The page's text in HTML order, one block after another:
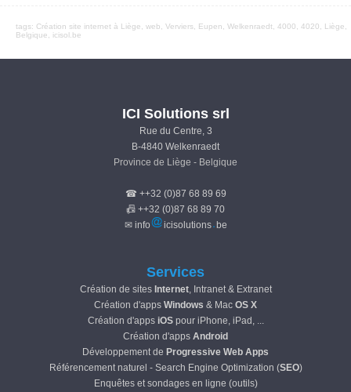
tags: Création site internet à Liège web , Verviers, Eupen, Welkenraedt , 4000, 4020, Liège,
Belgique, icisol.be
ICI Solutions srl
Rue du Centre, 3
B-4840 Welkenraedt
Province de Liège - Belgique
☎ ++32 (0)87 68 89 69
📠 ++32 (0)87 68 89 70
✉ info
icisolutions be
Services
Création de sites Internet, Intranet & Extranet
Création d'apps Windows & Mac OS X
Création d'apps iOSpour iPhone, iPad, ...
Création d'apps Android
Développement de Progressive Web Apps
Référencement naturel - Search Engine Optimization (SEO)
Enquêtes et sondages en ligne (outils)